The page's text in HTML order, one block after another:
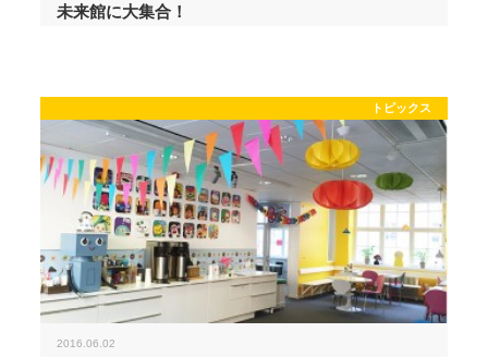
未来館に大集合！
トピックス
2016.06.02